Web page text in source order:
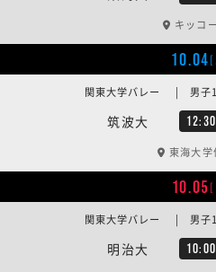
キッコ
10.04
筑波大 12:30
関東大学バレー | 男子1
東海大学
10.05
明治大 10:00
関東大学バレー | 男子1